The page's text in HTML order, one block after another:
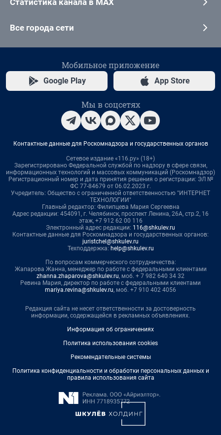
Все города сети
Мобильное приложение
Google Play App Store
Мы в соцсетях
Контактные данные для Роскомнадзора и государственных органов
Сетевое издание «116.ру» (18+)
Зарегистрировано Федеральной службой по надзору в сфере связи,
информационных технологий и массовых коммуникаций (Роскомнадзор)
Регистрационный номер и дата принятия решения о регистрации: ЭЛ №
ФС 77-84679 от 06.02.2023 г.
Учредитель: Общество с ограниченной ответственностью "ИНТЕРНЕТ
ТЕХНОЛОГИИ"
Главный редактор: Филипцева Мария Сергеевна
Адрес редакции: 454091, г. Челябинск, проспект Ленина, 26А, стр.2, 16
этаж, +7 912 62 00 116
Электронный адрес редакции: 116@shkulev.ru
Контактные данные для Роскомнадзора и государственных органов:
juristchel@shkulev.ru
Техподдержка: help@shkulev.ru
По вопросам коммерческого сотрудничества:
Жапарова Жанна, менеджер по работе с федеральными клиентами
zhanna.zhaparova@shkulev.ru, моб. + 7 982 640 34 32
Ревина Мария, директор по работе с федеральными клиентами
mariya.revina@shkulev.ru, моб. +7 910 402 4056
Редакция сайта не несет ответственности за достоверность
информации, содержащейся в рекламных объявлениях.
Информация об ограничениях
Политика использования cookies
Рекомендательные системы
Политика конфиденциальности и обработки персональных данных и
правила использования сайта